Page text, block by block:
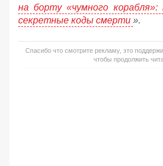
на борту «чумного
секретные коды смерти ».
Спасибо что смотрите рекламу, это
чтобы продолжить